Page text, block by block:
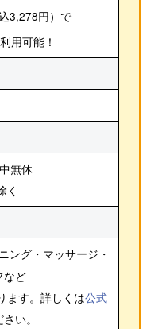
込3,278円）で
用可能！
無休
く
ング・マッサージ・
など
ます。詳しくは公式
い。